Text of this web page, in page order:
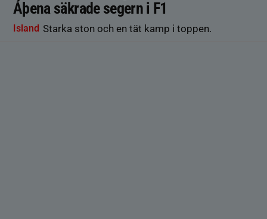
Áþena säkrade segern i F1
Island Starka ston och en tät kamp i toppen.